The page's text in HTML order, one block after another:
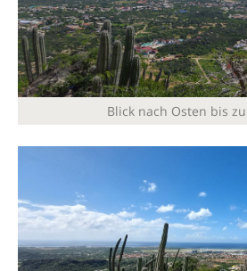
Blick nach Osten bis